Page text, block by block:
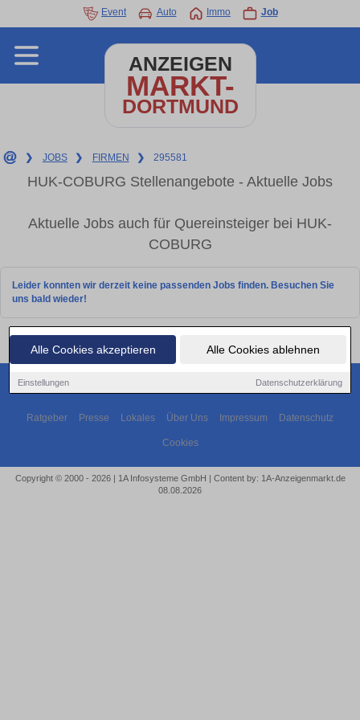
Alle Cookies akzeptieren Alle Cookies ablehnen
Einstellungen Datenschutzerklärung
Event Auto Immo Job
ANZEIGEN
MARKT-
DORTMUND
❯ JOBS ❯ FIRMEN ❯ 295581
HUK-COBURG Stellenangebote - Aktuelle Jobs
Aktuelle Jobs auch für Quereinsteiger bei HUK-
COBURG
Leider konnten wir derzeit keine passenden Jobs finden. Besuchen Sie
uns bald wieder!
Ratgeber Presse Lokales Über Uns Impressum Datenschutz
Cookies
Copyright © 2000 - 2026 | 1A Infosysteme GmbH | Content by: 1A-Anzeigenmarkt.de
08.08.2026